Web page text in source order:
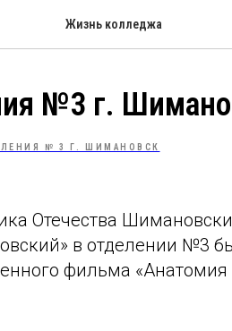
Жизнь колледжа
№3 г.
№ 3 Г. ШИМАНОВСК
Отечества
в отделении №3
фильма